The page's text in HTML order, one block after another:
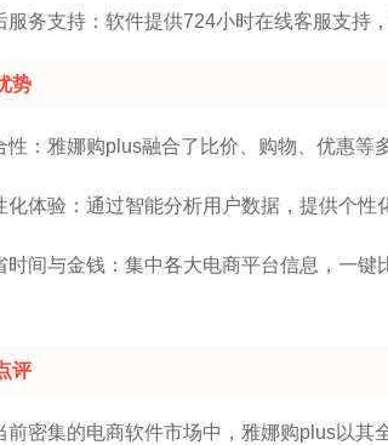
服务支持：软件提供724小时在线客服支持
势
性：雅娜购plus融合了比价、购物、优惠等
化体验：通过智能分析用户数据，提供个性
时间与金钱：集中各大电商平台信息，一
评
前密集的电商软件市场中，雅娜购plus以其